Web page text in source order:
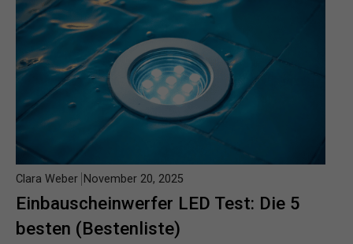
Einbauscheinwerfer LED Test: Die 5
besten (Bestenliste)
Clara Weber November 20, 2025